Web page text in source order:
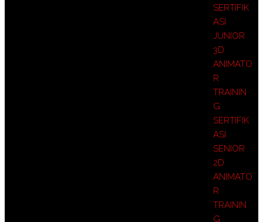
SERTIFIK
ASI
JUNIOR
3D
ANIMATO
R
TRAININ
G
SERTIFIK
ASI
SENIOR
2D
ANIMATO
R
TRAININ
G